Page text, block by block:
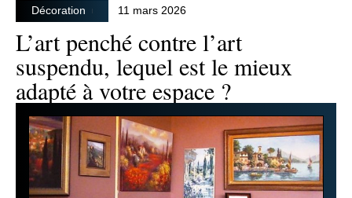
Décoration 11 mars 2026
L’art penché contre l’art
suspendu, lequel est le mieux
adapté à votre espace ?